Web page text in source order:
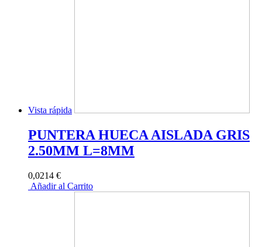
Vista rápida
PUNTERA HUECA AISLADA GRIS
2.50MM L=8MM
0,0214 €
Añadir al Carrito